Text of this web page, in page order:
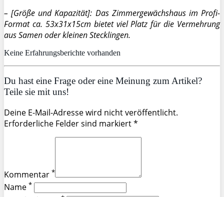
– [Größe und Kapazität]: Das Zimmergewächshaus im Profi-
Format ca. 53x31x15cm bietet viel Platz für die Vermehrung
aus Samen oder kleinen Stecklingen.
Keine Erfahrungsberichte vorhanden
Du hast eine Frage oder eine Meinung zum Artikel?
Teile sie mit uns!
Deine E-Mail-Adresse wird nicht veröffentlicht.
Erforderliche Felder sind markiert *
Kommentar *
Name *